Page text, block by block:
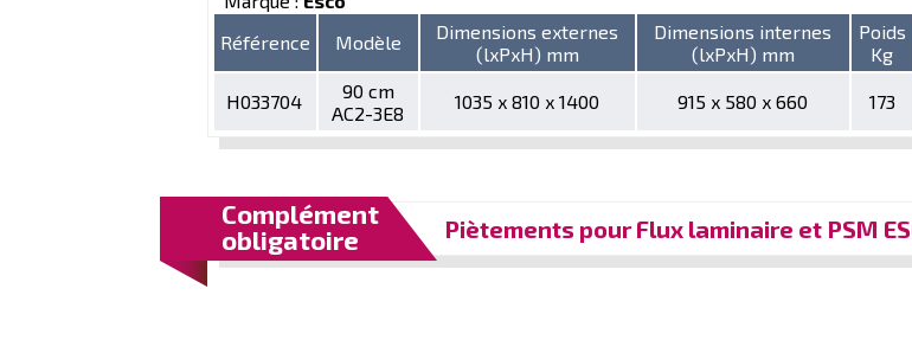
Référence
Modèle
Dimensions externes
(lxPxH) mm
Dimensions internes
(lxPxH) mm
Poids
Kg
H033704
90 cm
AC2-3E8
1035 x 810 x 1400 915 x 580 x 660 173
Complément
obligatoire
Piètements pour Flux laminaire et PSM